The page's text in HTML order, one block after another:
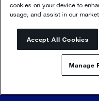
© Sulzer Ltd 1996 -
cookies on your device to
usage, and assist in our
Accept All Cookies
Manage